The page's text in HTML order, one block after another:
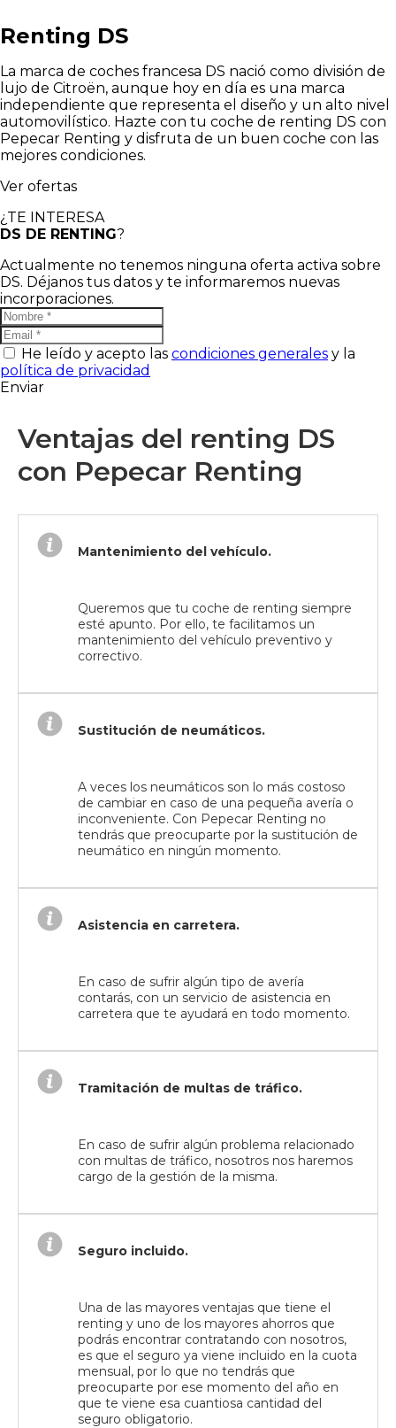
Renting DS
La marca de coches francesa DS nació como división de
lujo de Citroën, aunque hoy en día es una marca
independiente que representa el diseño y un alto nivel
automovilístico. Hazte con tu coche de renting DS con
Pepecar Renting y disfruta de un buen coche con las
mejores condiciones.
Ver ofertas
¿TE INTERESA
DS DE RENTING?
Actualmente no tenemos ninguna oferta activa sobre
DS. Déjanos tus datos y te informaremos nuevas
incorporaciones.
He leído y acepto las condiciones generales y la
política de privacidad
Enviar
Ventajas del renting DS
con Pepecar Renting
Mantenimiento del vehículo.
Queremos que tu coche de renting siempre
esté apunto. Por ello, te facilitamos un
mantenimiento del vehículo preventivo y
correctivo.
Sustitución de neumáticos.
A veces los neumáticos son lo más costoso
de cambiar en caso de una pequeña avería o
inconveniente. Con Pepecar Renting no
tendrás que preocuparte por la sustitución de
neumático en ningún momento.
Asistencia en carretera.
En caso de sufrir algún tipo de avería
contarás, con un servicio de asistencia en
carretera que te ayudará en todo momento.
Tramitación de multas de tráfico.
En caso de sufrir algún problema relacionado
con multas de tráfico, nosotros nos haremos
cargo de la gestión de la misma.
Seguro incluido.
Una de las mayores ventajas que tiene el
renting y uno de los mayores ahorros que
podrás encontrar contratando con nosotros,
es que el seguro ya viene incluido en la cuota
mensual, por lo que no tendrás que
preocuparte por ese momento del año en
que te viene esa cuantiosa cantidad del
seguro obligatorio.